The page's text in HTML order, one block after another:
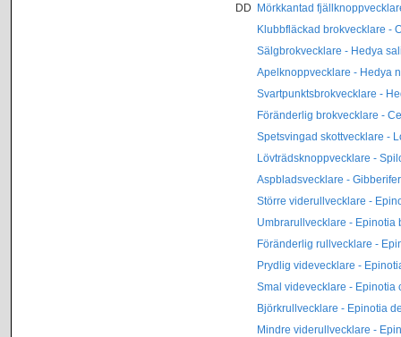
DD Mörkkantad
Klubbfläckad brokvecklare -
Sälgbrokvecklare - Hedya
Apelknoppvecklare - Hedya
Svartpunktsbrokvecklare -
Föränderlig brokvecklare -
Spetsvingad skottvecklare -
Lövträdsknoppvecklare -
Aspbladsvecklare -
Större viderullvecklare -
Umbrarullvecklare - Epinotia
Föränderlig rullvecklare -
Prydlig videvecklare -
Smal videvecklare - Epinotia
Björkrullvecklare - Epinotia
Mindre viderullvecklare -